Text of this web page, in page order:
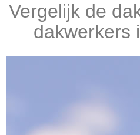
Vergelijk de
dakwerkers